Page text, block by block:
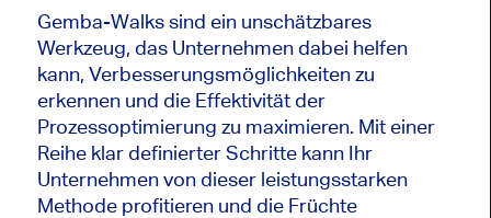
Gemba-Walks sind ein unschätzbares
Werkzeug, das Unternehmen dabei helfen
kann, Verbesserungsmöglichkeiten zu
erkennen und die Effektivität der
Prozessoptimierung zu maximieren. Mit einer
Reihe klar definierter Schritte kann Ihr
Unternehmen von dieser leistungsstarken
Methode profitieren und die Früchte